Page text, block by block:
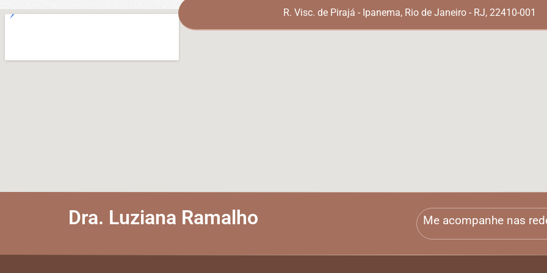
R. Visc. de Pirajá - Ipanema, Rio de Janeiro - RJ, 22410-001
Dra. Luziana Ramalho Me acompanhe nas